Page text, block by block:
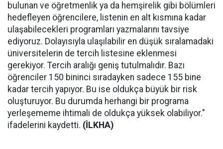
bulunan ve öğretmenlik ya da hemşirelik gibi bölümleri
hedefleyen öğrencilere, listenin en alt kısmına kadar
ulaşabilecekleri programları yazmalarını tavsiye
ediyoruz. Dolayısıyla ulaşılabilir en düşük sıralamadaki
üniversitelerin de tercih listesine eklenmesi
gerekiyor. Tercih aralığı geniş tutulmalıdır. Bazı
öğrenciler 150 bininci sıradayken sadece 155 bine
kadar tercih yapıyor. Bu ise oldukça büyük bir risk
oluşturuyor. Bu durumda herhangi bir programa
yerleşememe ihtimali de oldukça yüksek olabiliyor."
ifadelerini kaydetti. (İLKHA)